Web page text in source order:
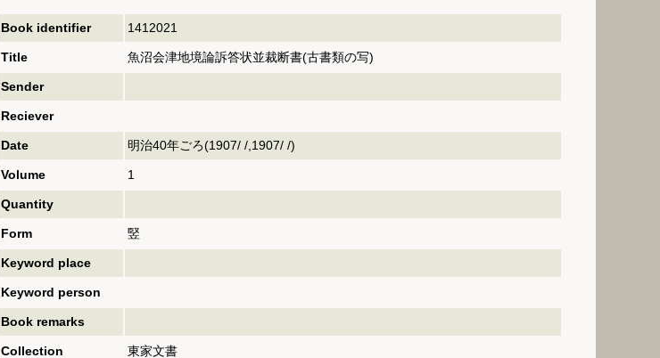
Book identifier 1412021
Title 魚沼会津地境論訴答状並裁断書(古書類の写)
Sender
Reciever
Date 明治40年ごろ(1907/ /,1907/ /)
Volume 1
Quantity
Form 竪
Keyword place
Keyword person
Book remarks
Collection 東家文書